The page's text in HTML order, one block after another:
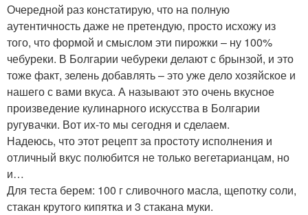
Очередной раз констатирую, что на полную
аутентичность даже не претендую, просто исхожу из
того, что формой и смыслом эти пирожки – ну 100%
чебуреки. В Болгарии чебуреки делают с брынзой, и это
тоже факт, зелень добавлять – это уже дело хозяйское и
нашего с вами вкуса. А называют это очень вкусное
произведение кулинарного искусства в Болгарии
ругувачки. Вот их-то мы сегодня и сделаем.
Надеюсь, что этот рецепт за простоту исполнения и
отличный вкус полюбится не только вегетарианцам, но
и…
Для теста берем: 100 г сливочного масла, щепотку соли,
стакан крутого кипятка и 3 стакана муки.